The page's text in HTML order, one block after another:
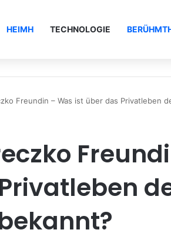
HEIMH TECHNOLOGIE
Freundin – Was ist über das Privatleben